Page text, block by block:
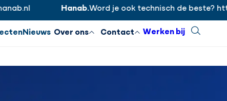
Hanab.Word je ook technisch de beste? https://
Inloggen
Nieuws Over ons Contact Werken bij Zoeken